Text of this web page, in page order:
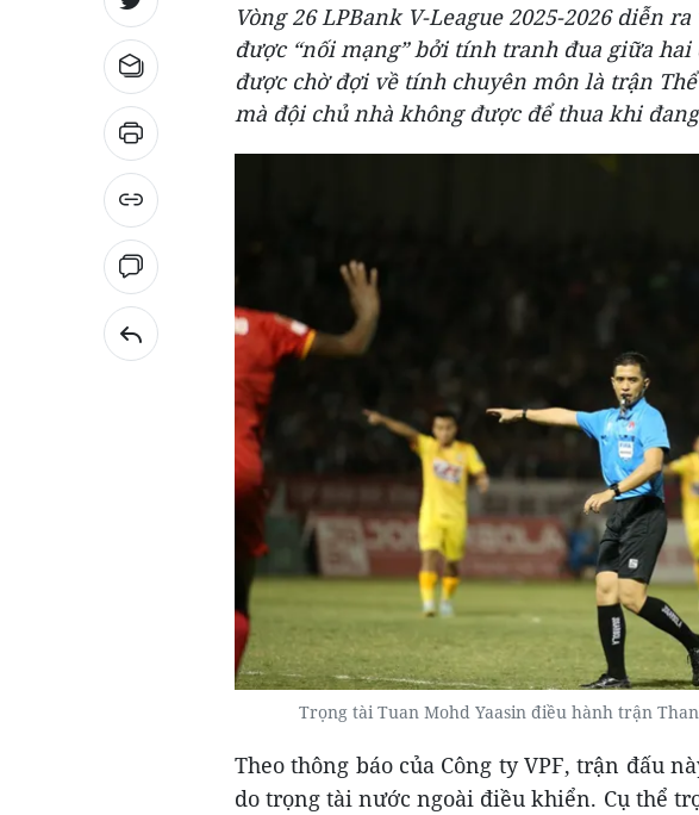
Vòng 26 LPBank V-League 2025-2026 diễn
được “nối mạng” bởi tính tranh đua giữa hai
được chờ đợi về tính chuyên môn là trận
mà đội chủ nhà không được để thua khi
Trọng tài Tuan Mohd Yaasin điều hành trận
Theo thông báo của Công ty VPF, trận đấu
do trọng tài nước ngoài điều khiển. Cụ thể